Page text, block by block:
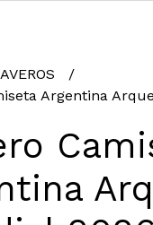
Argentina